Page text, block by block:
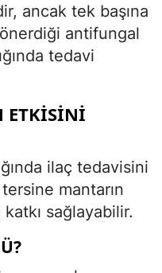
ancak tek başına
antifungal
tedavi
ETKISINI
ilaç tedavisini
mantarın
katkı sağlayabilir.